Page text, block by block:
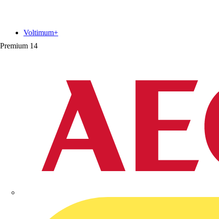
Premium 14
Voltimum+